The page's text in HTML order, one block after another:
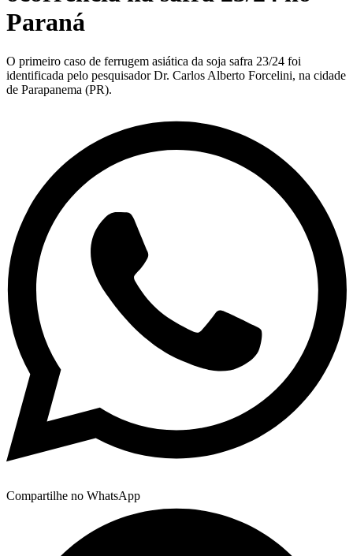
Paraná
O primeiro caso de ferrugem asiática da soja safra 23/24 foi
identificada pelo pesquisador Dr. Carlos Alberto Forcelini, na cidade
de Parapanema (PR).
Compartilhe no WhatsApp